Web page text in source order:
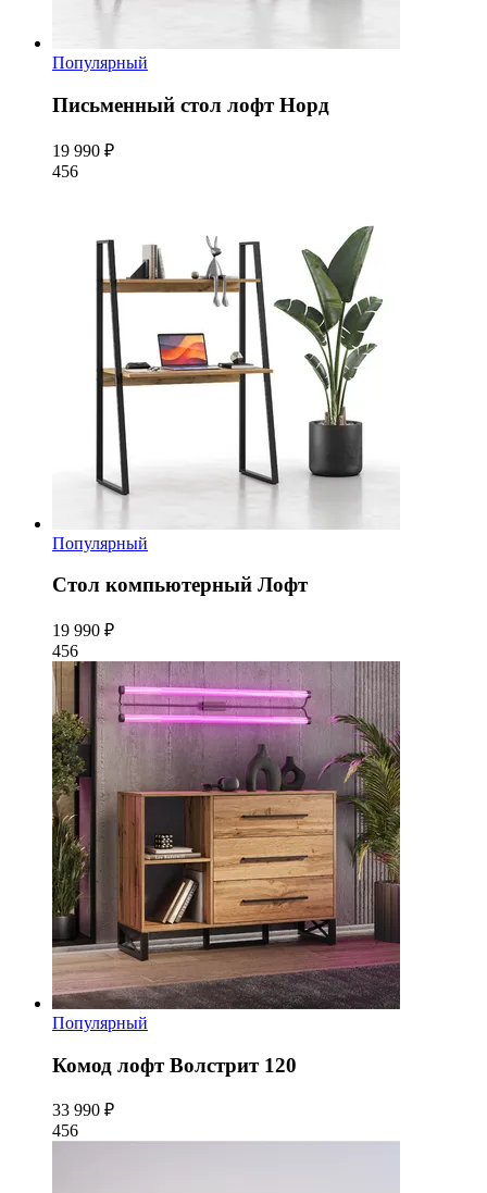
Популярный
Письменный стол лофт Норд
19 990 ₽
456
Популярный
Стол компьютерный Лофт
19 990 ₽
456
Популярный
Комод лофт Волстрит 120
33 990 ₽
456